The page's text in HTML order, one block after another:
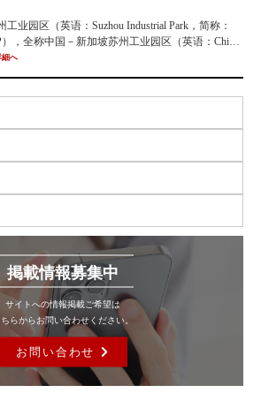
掲載情報募集中
サイトへの情報掲載ご希望は
ちらからお問い合わせください。
お問い合わせ
工业园区（英语：Suzhou Industrial Park，简称：
），全称中国－新加坡苏州工业园区（英语：China-
Suzhou Industrial Park），位于中华人民共和
へ